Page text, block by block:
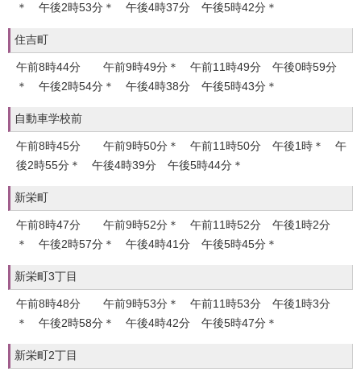
＊ 午後2時53分＊ 午後4時37分 午後5時42分＊
住吉町
午前8時44分 午前9時49分＊ 午前11時49分 午後0時59分
＊ 午後2時54分＊ 午後4時38分 午後5時43分＊
自動車学校前
午前8時45分 午前9時50分＊ 午前11時50分 午後1時＊ 午
後2時55分＊ 午後4時39分 午後5時44分＊
新栄町
午前8時47分 午前9時52分＊ 午前11時52分 午後1時2分
＊ 午後2時57分＊ 午後4時41分 午後5時45分＊
新栄町3丁目
午前8時48分 午前9時53分＊ 午前11時53分 午後1時3分
＊ 午後2時58分＊ 午後4時42分 午後5時47分＊
新栄町2丁目